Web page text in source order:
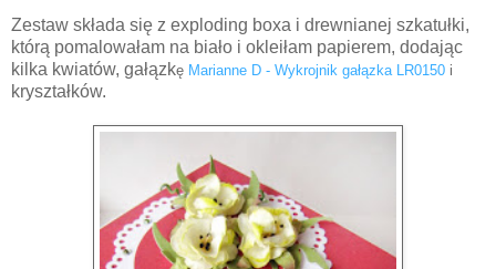
Zestaw składa się z exploding boxa i drewnianej szkatułki,
którą pomalowałam na biało i okleiłam papierem, dodając
kilka kwiatów, gałązkę Marianne D - Wykrojnik gałązka LR0150 i
kryształków.